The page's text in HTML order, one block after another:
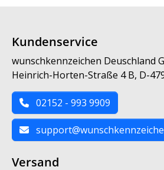
Kundenservice
wunschkennzeichen Deuschland
Heinrich-Horten-Straße 4 B, D-
02152 - 993 9909
Versand